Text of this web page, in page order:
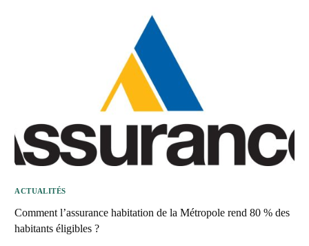
ACTUALITÉS
Comment l’assurance habitation de la Métropole rend 80 % des
habitants éligibles ?